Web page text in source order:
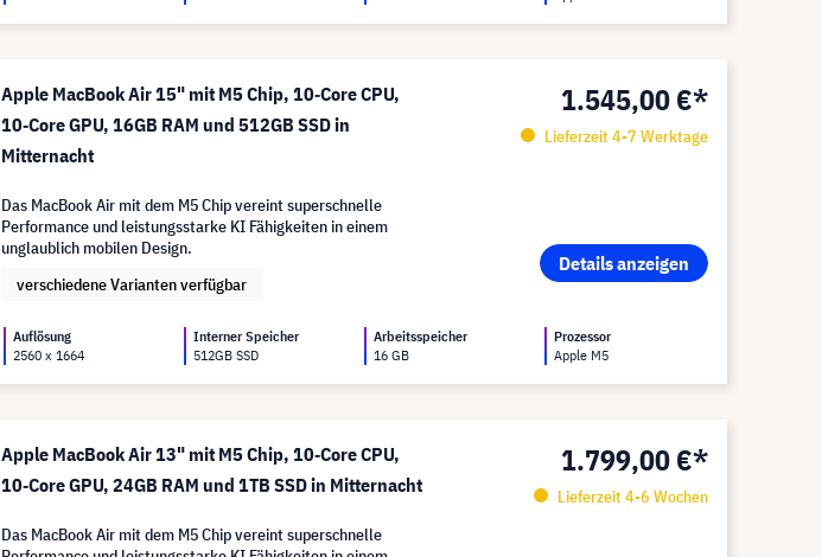
Apple MacBook Air 15" mit M5 Chip, 10‑Core CPU,
10‑Core GPU, 16GB RAM und 512GB SSD in
Mitternacht
1.545,00 €*
Lieferzeit 4-7 Werktage
Details anzeigen
Das MacBook Air mit dem M5 Chip vereint superschnelle
Performance und leistungsstarke KI Fähigkeiten in einem
unglaublich mobilen Design.
verschiedene Varianten verfügbar
Auflösung
2560 x 1664
Interner Speicher
512GB SSD
Arbeitsspeicher
16 GB
Prozessor
Apple M5
Apple MacBook Air 13" mit M5 Chip, 10‑Core CPU,
10‑Core GPU, 24GB RAM und 1TB SSD in Mitternacht
1.799,00 €*
Lieferzeit 4-6 Wochen
Das MacBook Air mit dem M5 Chip vereint superschnelle